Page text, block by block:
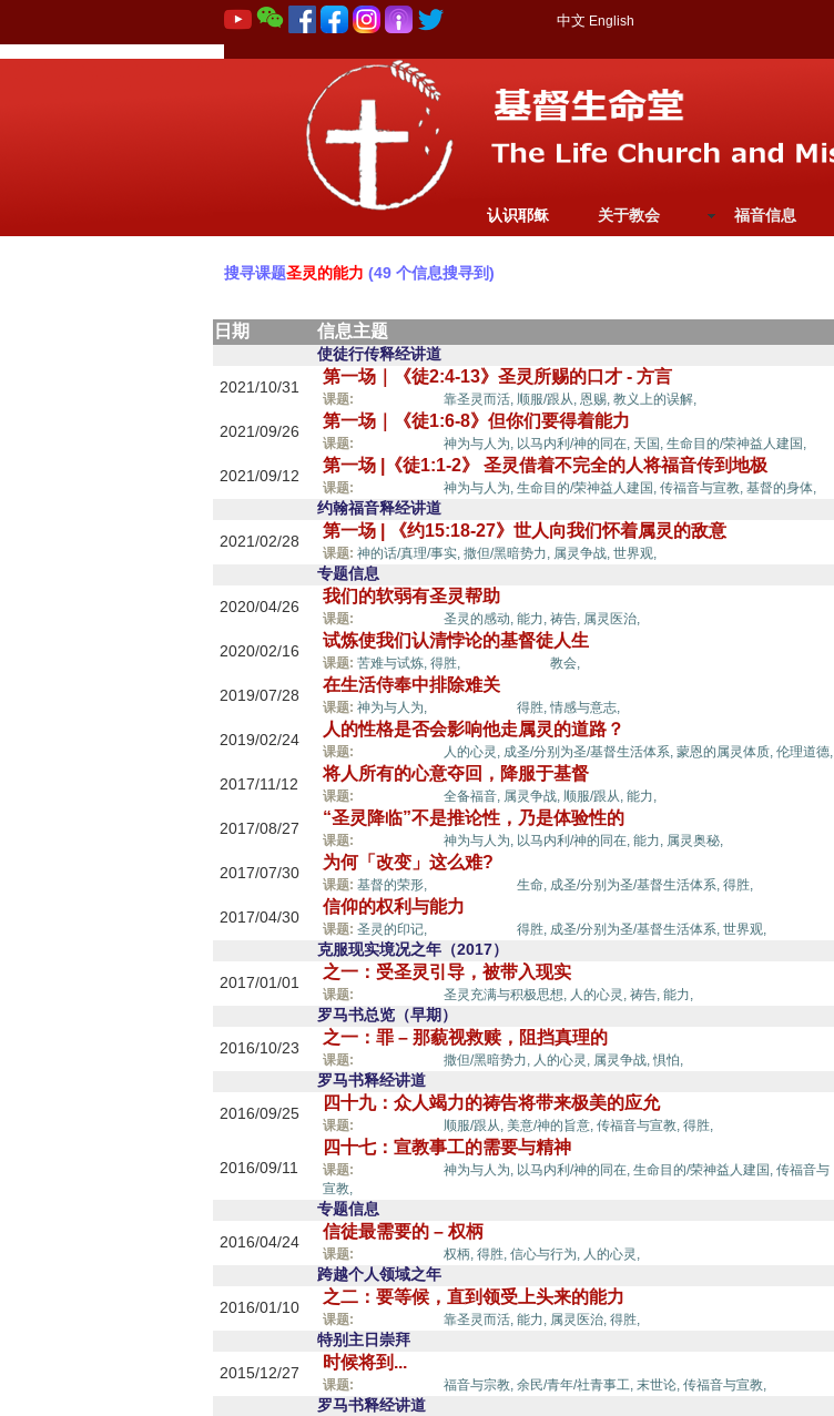
中文 English
认识耶稣 关于教会 福音信息
搜寻课题圣灵的能力 (49 个信息搜寻到)
日期 信息主题
使徒行传释经讲道
2021/10/31
第一场｜《徒2:4-13》圣灵所赐的口才 - 方言
课题: 靠圣灵而活, 顺服/跟从, 恩赐, 教义上的误解,
2021/09/26
第一场｜《徒1:6-8》但你们要得着能力
课题: 神为与人为, 以马内利/神的同在, 天国, 生命目的/荣神益人建国,
2021/09/12
第一场 |《徒1:1-2》 圣灵借着不完全的人将福音传到地极
课题: 神为与人为, 生命目的/荣神益人建国, 传福音与宣教, 基督的身体,
约翰福音释经讲道
2021/02/28
第一场 | 《约15:18-27》世人向我们怀着属灵的敌意
课题: 神的话/真理/事实, 撒但/黑暗势力, 属灵争战, 世界观,
专题信息
2020/04/26
我们的软弱有圣灵帮助
课题: 圣灵的感动, 能力, 祷告, 属灵医治,
2020/02/16
试炼使我们认清悖论的基督徒人生
课题: 苦难与试炼, 得胜, 教会,
2019/07/28
在生活侍奉中排除难关
课题: 神为与人为, 得胜,情感与意志,
2019/02/24
人的性格是否会影响他走属灵的道路？
课题: 人的心灵, 成圣/分别为圣/基督生活体系, 蒙恩的属灵体质, 伦理道德,
2017/11/12
将人所有的心意夺回，降服于基督
课题: 全备福音, 属灵争战, 顺服/跟从, 能力,
2017/08/27
“圣灵降临”不是推论性，乃是体验性的
课题: 神为与人为, 以马内利/神的同在, 能力, 属灵奥秘,
2017/07/30
为何「改变」这么难?
课题: 基督的荣形, 生命, 成圣/分别为圣/基督生活体系, 得胜,
2017/04/30
信仰的权利与能力
课题: 圣灵的印记, 得胜, 成圣/分别为圣/基督生活体系, 世界观,
克服现实境况之年（2017）
2017/01/01
之一：受圣灵引导，被带入现实
课题: 圣灵充满与积极思想, 人的心灵, 祷告, 能力,
罗马书总览（早期）
2016/10/23
之一：罪 – 那藐视救赎，阻挡真理的
课题: 撒但/黑暗势力, 人的心灵, 属灵争战,惧怕,
罗马书释经讲道
2016/09/25
四十九：众人竭力的祷告将带来极美的应允
课题: 顺服/跟从, 美意/神的旨意, 传福音与宣教, 得胜,
2016/09/11
四十七：宣教事工的需要与精神
课题: 神为与人为, 以马内利/神的同在, 生命目的/荣神益人建国, 传福音与
宣教,
专题信息
2016/04/24
信徒最需要的 – 权柄
课题: 权柄, 得胜, 信心与行为, 人的心灵,
跨越个人领域之年
2016/01/10
之二：要等候，直到领受上头来的能力
课题: 靠圣灵而活, 能力, 属灵医治, 得胜,
特别主日崇拜
2015/12/27
时候将到...
课题: 福音与宗教, 余民/青年/社青事工, 末世论, 传福音与宣教,
罗马书释经讲道